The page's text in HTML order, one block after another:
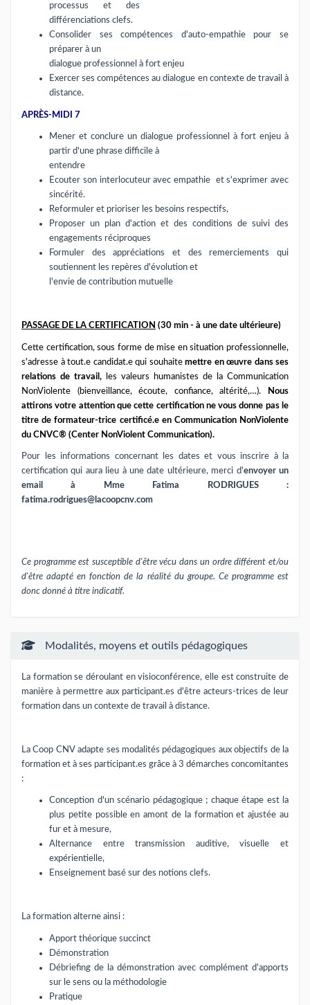
processus et des
différenciations clefs.
Consolider ses compétences d'auto-empathie pour se
préparer à un
dialogue professionnel à fort enjeu
Exercer ses compétences au dialogue en contexte de travail à
distance.
APRÈS-MIDI 7
Mener et conclure un dialogue professionnel à fort enjeu à
partir d'une phrase difficile à
entendre
Ecouter son interlocuteur avec empathie et s'exprimer avec
sincérité.
Reformuler et prioriser les besoins respectifs,
Proposer un plan d'action et des conditions de suivi des
engagements réciproques
Formuler des appréciations et des remerciements qui
soutiennent les repères d'évolution et
l'envie de contribution mutuelle
PASSAGE DE LA CERTIFICATION (30 min - à une date ultérieure)
Cette certification, sous forme de mise en situation professionnelle,
s'adresse à tout.e candidat.e qui souhaite mettre en œuvre dans ses
relations de travail, les valeurs humanistes de la Communication
NonViolente (bienveillance, écoute, confiance, altérité,…).
Nous
attirons votre attention que cette certification ne vous donne pas le
titre de formateur-trice certificé.e en Communication NonViolente
du CNVC® (Center NonViolent Communication).
Pour les informations concernant les dates et vous inscrire à la
certification qui aura lieu à une date ultérieure, merci d'envoyer un
email à Mme Fatima RODRIGUES :
fatima.rodrigues@lacoopcnv.com
Ce programme est susceptible d'être vécu dans un ordre différent et/ou
d'être adapté en fonction de la réalité du groupe. Ce programme est
donc donné à titre indicatif.
Modalités, moyens et outils pédagogiques
La formation se déroulant en visioconférence, elle est construite de
manière à permettre aux participant.es d'être acteurs-trices de leur
formation dans un contexte de travail à distance.
La Coop CNV adapte ses modalités pédagogiques aux objectifs de la
formation et à ses participant.es grâce à 3 démarches concomitantes
:
Conception d'un scénario pédagogique ; chaque étape est la
plus petite possible en amont de la formation et ajustée au
fur et à mesure,
Alternance entre transmission auditive, visuelle et
expérientielle,
Enseignement basé sur des notions clefs.
La formation alterne ainsi :
Apport théorique succinct
Démonstration
Débriefing de la démonstration avec complément d'apports
sur le sens ou la méthodologie
Pratique